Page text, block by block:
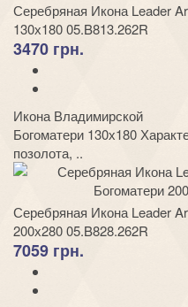
Серебряная Икона Leader
130х180 05.B813.262R
3470 грн.
Икона Владимирской
Богоматери 130х180
позолота, ..
Серебряная Икона Leader
200х280 05.B828.262R
7059 грн.